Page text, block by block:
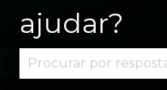
ajudar?